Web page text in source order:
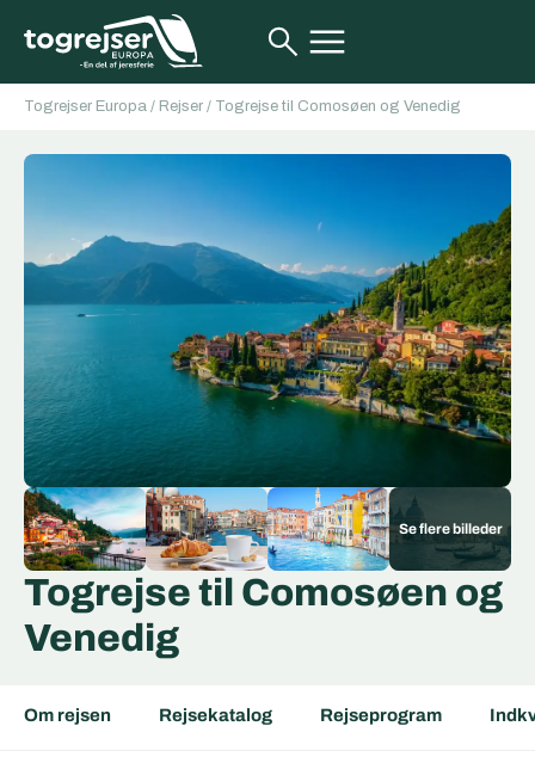
Togrejser Europa / Rejser / Togrejse til Comosøen og Venedig
Togrejse til Comosøen og
Venedig
Om rejsen Rejsekatalog Rejseprogram